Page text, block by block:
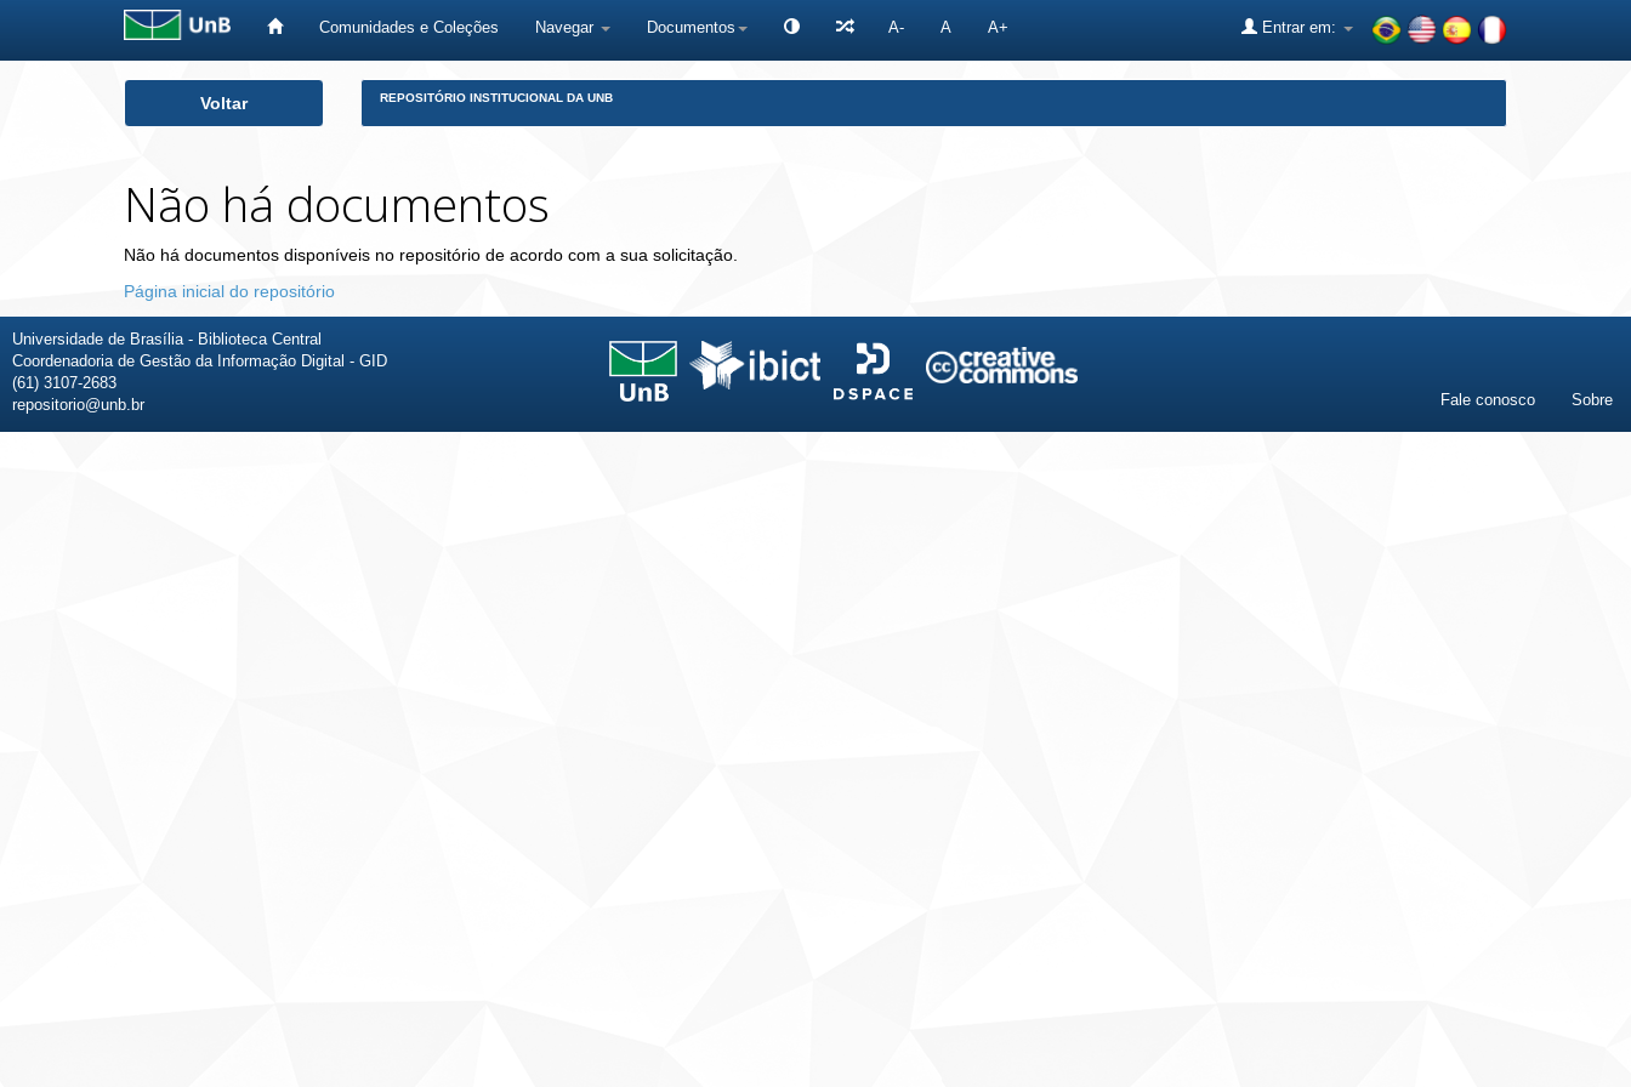
Comunidades e Coleções Navegar Documentos A- A A+ Entrar em:
Voltar REPOSITÓRIO INSTITUCIONAL DA UNB
Não há documentos
Não há documentos disponíveis no repositório de acordo com a sua solicitação.
Página inicial do repositório
Universidade de Brasília - Biblioteca Central
Coordenadoria de Gestão da Informação Digital - GID
(61) 3107-2683
repositorio@unb.br
Fale conosco Sobre